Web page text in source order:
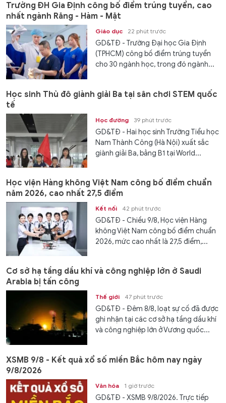
Trường ĐH Gia Định công bố điểm trúng tuyển, cao
nhất ngành Răng - Hàm - Mặt
Giáo dục 22 phút trước
GD&TĐ - Trường Đại học Gia Định
(TPHCM) công bố điểm trúng tuyển
cho 30 ngành học, trong đó ngành...
Học sinh Thủ đô giành giải Ba tại sân chơi STEM quốc
tế
Học đường 39 phút trước
GD&TĐ - Hai học sinh Trường Tiểu học
Nam Thành Công (Hà Nội) xuất sắc
giành giải Ba, bảng B1 tại World...
Học viện Hàng không Việt Nam công bố điểm chuẩn
năm 2026, cao nhất 27,5 điểm
Kết nối 42 phút trước
GD&TĐ - Chiều 9/8, Học viện Hàng
không Việt Nam công bố điểm chuẩn
2026, mức cao nhất là 27,5 điểm,...
Cơ sở hạ tầng dầu khí và công nghiệp lớn ở Saudi
Arabia bị tấn công
Thế giới 47 phút trước
GD&TĐ - Đêm 8/8, loạt sự cố đã được
ghi nhận tại các cơ sở hạ tầng dầu khí
và công nghiệp lớn ở Vương quốc...
XSMB 9/8 - Kết quả xổ số miền Bắc hôm nay ngày
9/8/2026
Văn hóa 1 giờ trước
GD&TĐ - XSMB 9/8/2026. Trực tiếp